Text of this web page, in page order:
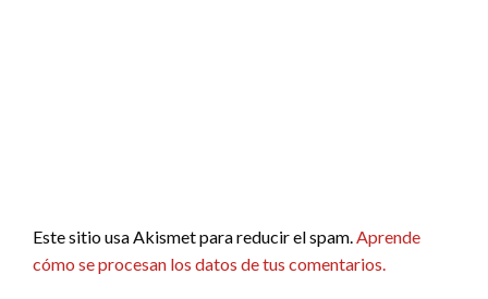
Este sitio usa Akismet para reducir el spam.Aprende
cómo se procesan los datos de tus comentarios.